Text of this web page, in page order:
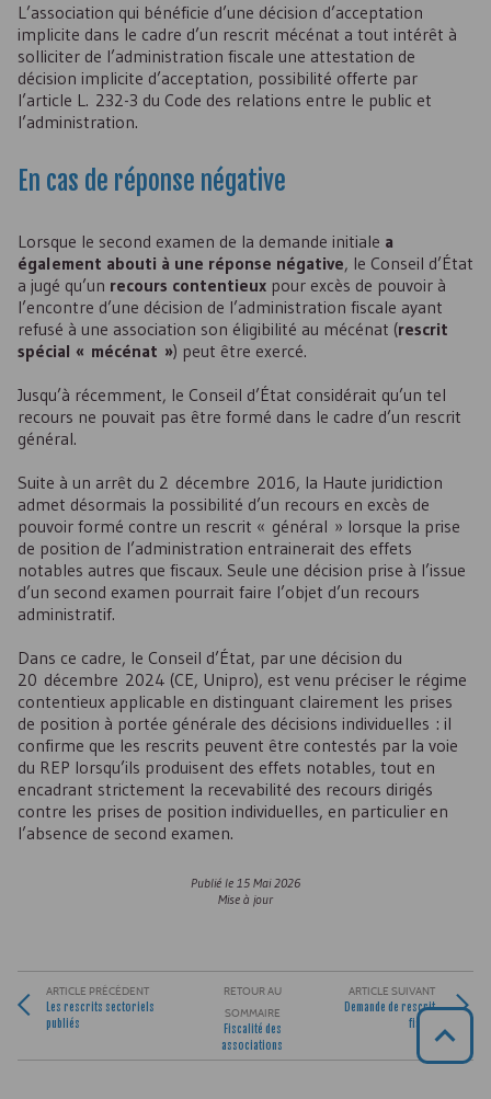
L’association qui bénéficie d’une décision d’acceptation
implicite dans le cadre d’un rescrit mécénat a tout intérêt à
solliciter de l’administration fiscale une attestation de
décision implicite d’acceptation, possibilité offerte par
l’article L. 232-3 du Code des relations entre le public et
l’administration.
En cas de réponse négative
Lorsque le second examen de la demande initiale a
également abouti à une réponse négative, le Conseil d’État
a jugé qu’un recours contentieux pour excès de pouvoir à
l’encontre d’une décision de l’administration fiscale ayant
refusé à une association son éligibilité au mécénat (rescrit
spécial « mécénat ») peut être exercé.
Jusqu’à récemment, le Conseil d’État considérait qu’un tel
recours ne pouvait pas être formé dans le cadre d’un rescrit
général.
Suite à un arrêt du 2 décembre 2016, la Haute juridiction
admet désormais la possibilité d’un recours en excès de
pouvoir formé contre un rescrit « général » lorsque la prise
de position de l’administration entrainerait des effets
notables autres que fiscaux. Seule une décision prise à l’issue
d’un second examen pourrait faire l’objet d’un recours
administratif.
Dans ce cadre, le Conseil d’État, par une décision du
20 décembre 2024 (CE, Unipro), est venu préciser le régime
contentieux applicable en distinguant clairement les prises
de position à portée générale des décisions individuelles : il
confirme que les rescrits peuvent être contestés par la voie
du REP lorsqu’ils produisent des effets notables, tout en
encadrant strictement la recevabilité des recours dirigés
contre les prises de position individuelles, en particulier en
l’absence de second examen.
Publié le 15 Mai 2026
Mise à jour
ARTICLE PRÉCÉDENT
Les rescrits sectoriels
publiés
RETOUR AU
SOMMAIRE
Fiscalité des
associations
ARTICLE SUIVANT
Demande de rescrit
fiscal